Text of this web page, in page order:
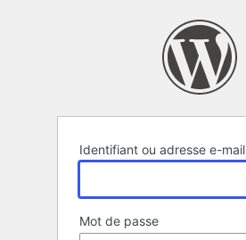
Identifiant ou adresse e-mail
Mot de passe